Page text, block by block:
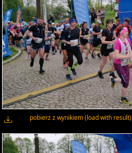
pobierz z wynikiem (load with result)